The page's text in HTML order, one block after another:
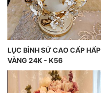
LỤC BÌNH SỨ CAO CẤP HẤP
VÀNG 24K - K56